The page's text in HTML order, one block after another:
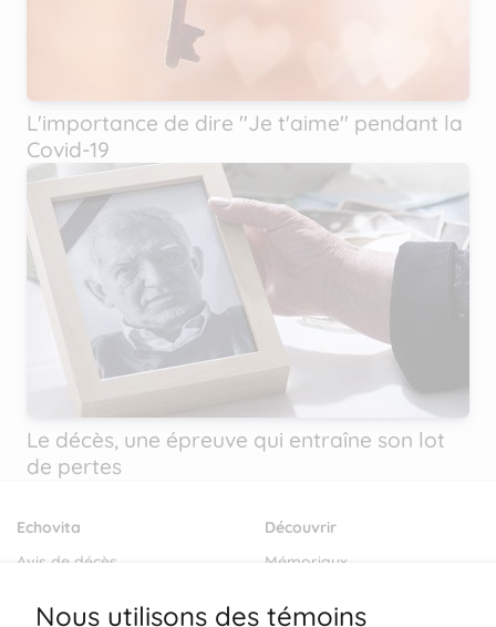
L'importance de dire ''Je t'aime'' pendant la
Covid-19
Le décès, une épreuve qui entraîne son lot
de pertes
Echovita
Avis de décès
Découvrir
Mémoriaux
Nous utilisons des témoins